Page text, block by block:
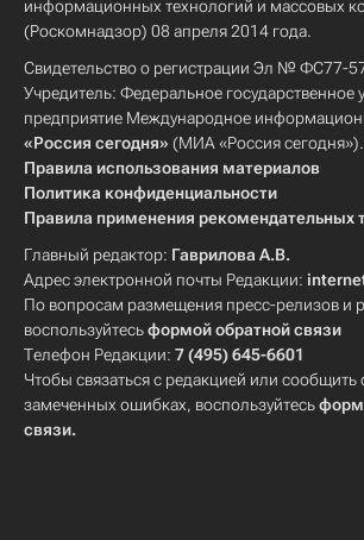
информационных технологий и массовых
(Роскомнадзор) 08 апреля 2014 года.
Свидетельство о регистрации Эл № ФС77-
Учредитель: Федеральное государственное
предприятие Международное
«Россия сегодня» (МИА «Россия сегодня»).
Правила использования материалов
Политика конфиденциальности
Правила применения рекомендательных
Главный редактор: Гаврилова А.В.
Адрес электронной почты Редакции:
По вопросам размещения пресс-релизов и
воспользуйтесьформой обратной связи
Телефон Редакции: 7 (495) 645-6601
Чтобы связаться с редакцией или сообщить
замеченных ошибках, воспользуйтесь
связи.